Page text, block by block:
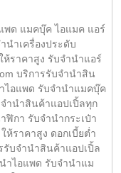
พด แมคบุ๊ค ไอแมค แอร์
ำเครื่องประดับ
ห้ราคาสูง รับจำนำแอร์
บริการรับจำนำสิน
ไอแพด รับจำนำแมคบุ๊ค
ำนำสินค้าแอปเปิ้ลทุก
ฬิกา รับจำนำกระเป๋า
ห้ราคาสูง ดอกเบี้ยต่ำ
บจำนำสินค้าแอปเปิ้ล
ำไอแพด รับจำนำแม